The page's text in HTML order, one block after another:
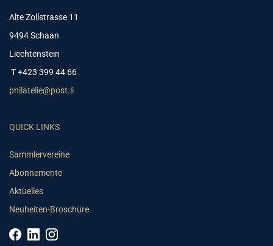
Alte Zollstrasse 11
9494 Schaan
Liechtenstein
T +423 399 44 66
philatelie@post.li
QUICK LINKS
Sammlervereine
Abonnemente
Aktuelles
Neuheiten-Broschüre